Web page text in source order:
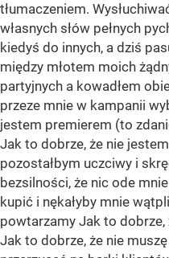
tłumaczeniem.
własnych słów pełnych
kiedyś do innych, a dziś
między młotem moich
partyjnych a kowadłem
przeze mnie w kampanii
jestem premierem (to
Jak to dobrze, że nie
pozostałbym uczciwy i
bezsilności, że nic ode
kupić i nękałyby mnie
powtarzamy Jak to dobrze,
Jak to dobrze, że nie